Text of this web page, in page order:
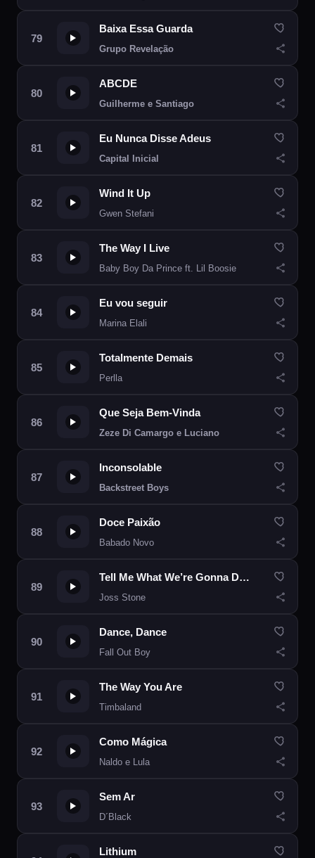
Baixa Essa Guarda
Grupo Revelação
ABCDE
Guilherme e Santiago
Eu Nunca Disse Adeus
Capital Inicial
Wind It Up
Gwen Stefani
The Way I Live
Baby Boy Da Prince ft. Lil Boosie
Eu vou seguir
Marina Elali
Totalmente Demais
Perlla
Que Seja Bem-Vinda
Zeze Di Camargo e Luciano
Inconsolable
Backstreet Boys
Doce Paixão
Babado Novo
Tell Me What We’re Gonna Do Now
Joss Stone
Dance, Dance
Fall Out Boy
The Way You Are
Timbaland
Como Mágica
Naldo e Lula
Sem Ar
D´Black
Lithium